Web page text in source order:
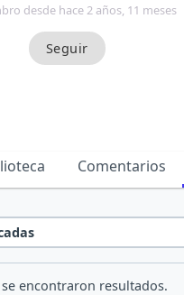
desde hace 2 años, 11 meses
Comentarios
encontraron resultados.